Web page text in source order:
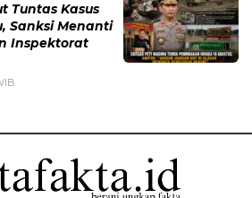
Tuntas Kasus
Sanksi Menanti
Inspektorat